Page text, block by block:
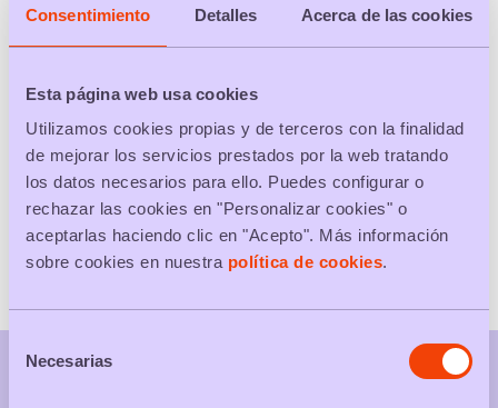
Consentimiento Detalles Acerca de las cookies
Esta página web usa cookies
Utilizamos cookies propias y de terceros con la finalidad
de mejorar los servicios prestados por la web tratando
los datos necesarios para ello. Puedes configurar o
rechazar las cookies en "Personalizar cookies" o
aceptarlas haciendo clic en "Acepto". Más información
sobre cookies en nuestra política de cookies.
Necesarias
CERCARE
TUTTI I PACKS
Packs di prodotti
Packs di servizi